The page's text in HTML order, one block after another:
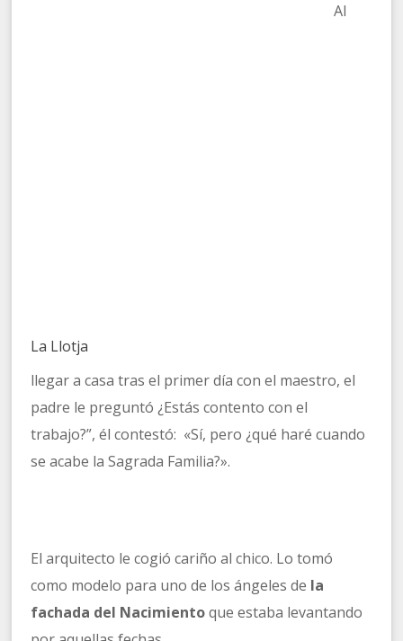
La Llotja
Al
llegar a casa tras el primer día con el maestro, el
padre le preguntó ¿Estás contento con el
trabajo?”, él contestó: «Sí, pero ¿qué haré cuando
se acabe la Sagrada Familia?».
El arquitecto le cogió cariño al chico. Lo tomó
como modelo para uno de los ángeles de la
fachada del Nacimientoque estaba levantando